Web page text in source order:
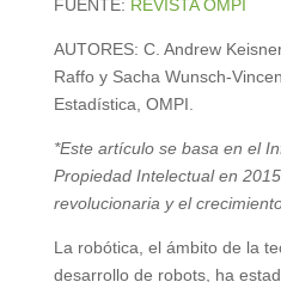
FUENTE: REVISTA OMPI
AUTORES: C. Andrew
Raffo y Sacha Wunsch-
Estadística, OMPI.
*Este artículo se basa en el
Propiedad Intelectual en
revolucionaria y el
La robótica, el ámbito de la
desarrollo de robots, ha